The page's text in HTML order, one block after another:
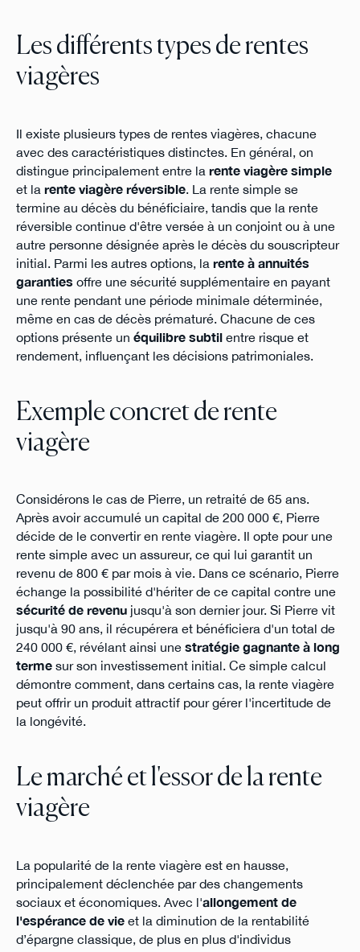
Les différents types de rentes
viagères
Il existe plusieurs types de rentes viagères, chacune
avec des caractéristiques distinctes. En général, on
distingue principalement entre la rente viagère simple
et la rente viagère réversible. La rente simple se
termine au décès du bénéficiaire, tandis que la rente
réversible continue d'être versée à un conjoint ou à une
autre personne désignée après le décès du souscripteur
initial. Parmi les autres options, la rente à annuités
garanties offre une sécurité supplémentaire en payant
une rente pendant une période minimale déterminée,
même en cas de décès prématuré. Chacune de ces
options présente un équilibre subtilentre risque et
rendement, influençant les décisions patrimoniales.
Exemple concret de rente
viagère
Considérons le cas de Pierre, un retraité de 65 ans.
Après avoir accumulé un capital de 200 000 €, Pierre
décide de le convertir en rente viagère. Il opte pour une
rente simple avec un assureur, ce qui lui garantit un
revenu de 800 € par mois à vie. Dans ce scénario, Pierre
échange la possibilité d'hériter de ce capital contre une
sécurité de revenujusqu'à son dernier jour. Si Pierre vit
jusqu'à 90 ans, il récupérera et bénéficiera d'un total de
240 000 €, révélant ainsi une stratégie gagnante à long
termesur son investissement initial. Ce simple calcul
démontre comment, dans certains cas, la rente viagère
peut offrir un produit attractif pour gérer l'incertitude de
la longévité.
Le marché et l'essor de la rente
viagère
La popularité de la rente viagère est en hausse,
principalement déclenchée par des changements
sociaux et économiques. Avec l'allongement de
l'espérance de vieet la diminution de la rentabilité
d’épargne classique, de plus en plus d'individus